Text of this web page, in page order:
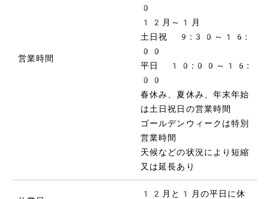
営業時間
0
12月～1月
土日祝 9:30～16:
00
平日 10:00～16:
00
春休み、夏休み、年末年始
は土日祝日の営業時間
ゴールデンウィークは特別
営業時間
天候などの状況により短縮
又は延長あり
12月と1月の平日に休